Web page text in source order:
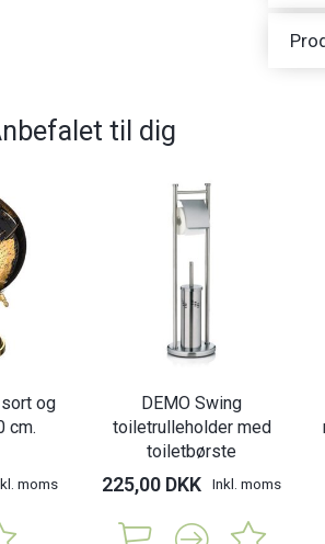
til dig
og
cm.
moms
DEMO Swing
toiletrulleholder med
toiletbørste
225,00 DKK Inkl. moms